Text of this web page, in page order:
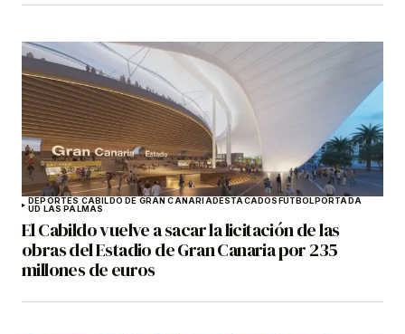
DEPORTES CABILDO DE GRAN CANARIADESTACADOSFÚTBOLPORTADA
UD LAS PALMAS
El Cabildo vuelve a sacar la licitación de las
obras del Estadio de Gran Canaria por 235
millones de euros